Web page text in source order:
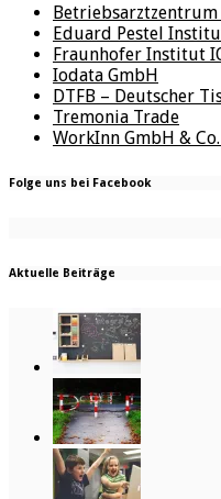
Betriebsarztzentrum
Eduard Pestel
Fraunhofer Institut
Iodata GmbH
DTFB – Deutscher
Tremonia Trade
WorkInn GmbH & Co.
Folge uns bei Facebook
Aktuelle Beiträge